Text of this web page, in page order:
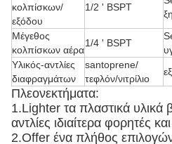
κολπίσκων/
εξόδου
1/2 ' BSPT
Μέγεθος
κολπίσκων αέρα
1/4 ' BSPT
Υλικός-αντλίες
διαφραγμάτων
santoprene/
τεφλόν/νιτρίλιο
Πλεονεκτήματα:
1.Lighter τα πλαστικά υλικά
αντλίες ιδιαίτερα φορητές
2.Offer ένα πλήθος